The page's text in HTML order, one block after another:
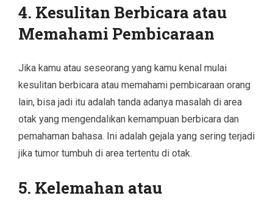
4. Kesulitan Berbicara atau
Memahami Pembicaraan
Jika kamu atau seseorang yang kamu kenal mulai
kesulitan berbicara atau memahami pembicaraan orang
lain, bisa jadi itu adalah tanda adanya masalah di area
otak yang mengendalikan kemampuan berbicara dan
pemahaman bahasa. Ini adalah gejala yang sering terjadi
jika tumor tumbuh di area tertentu di otak.
5. Kelemahan atau